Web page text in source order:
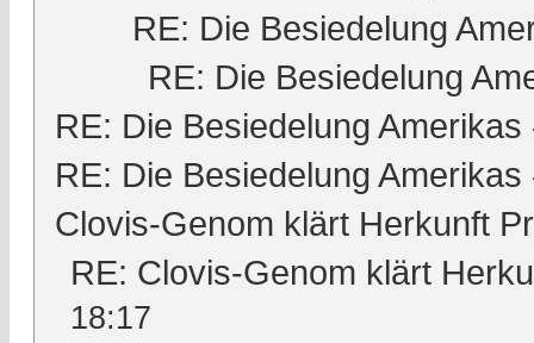
RE: Die Besiedelung
RE: Die Besiedelung
RE: Die Besiedelung Amerikas
RE: Die Besiedelung Amerikas
Clovis-Genom klärt Herkunft
RE: Clovis-Genom klärt
18:17